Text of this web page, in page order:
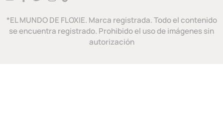
*EL MUNDO DE FLOXIE. Marca registrada. Todo el contenido
se encuentra registrado. Prohibido el uso de imágenes sin
autorización